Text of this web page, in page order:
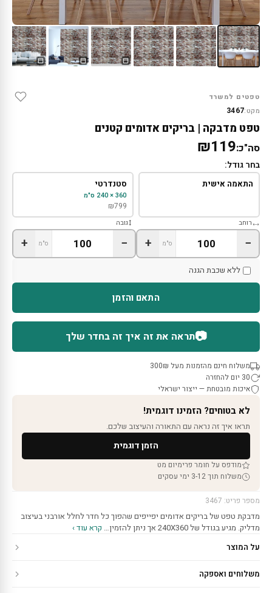
טפטים למשרד
מקט:3467
טפט מדבקה | בריקים אדומים קטנים
סה"כ:₪119
בחר גודל:
התאמה אישית סטנדרטי
360 × 240 ס"מ
₪799
רוחב
− ס"מ +
גובה
− ס"מ +
ללא שכבת הגנה
התאם והזמן
📷תראה את זה איך זה בחדר שלך
משלוח חינם מהזמנות מעל 300₪
30 יום להחזרה
איכות מובטחת — ייצור ישראלי
לא בטוחים? הזמינו דוגמית!
תראו איך זה נראה עם התאורה והעיצוב שלכם.
הזמן דוגמית
מודפס על חומר פרימיום מט
משלוח תוך 3-12 ימי עסקים
מספר פריט: 3467
מדבקת טפט של בריקים אדומים יפייפים שהפוך כל חדר לחלל אורבני בעיצוב
מדליק. מגיע בגודל של 240X360 אך ניתן להזמין…
קרא עוד ›
על המוצר
משלוחים ואספקה